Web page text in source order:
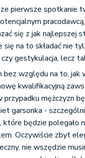
pierwsze spotkanie
się z jak najlepszej
się na to składać nie
gestykulacja, lecz
względu na to, jak
kwalifikacyjną
przypadku mężczyzn
garsonka -
będzie polegało
Oczywiście zbyt
nie wszędzie